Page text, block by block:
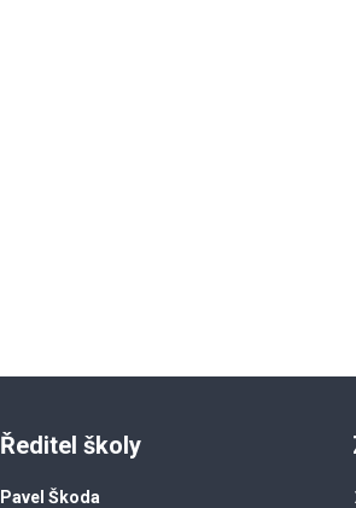
Ředitel školy
Pavel Škoda